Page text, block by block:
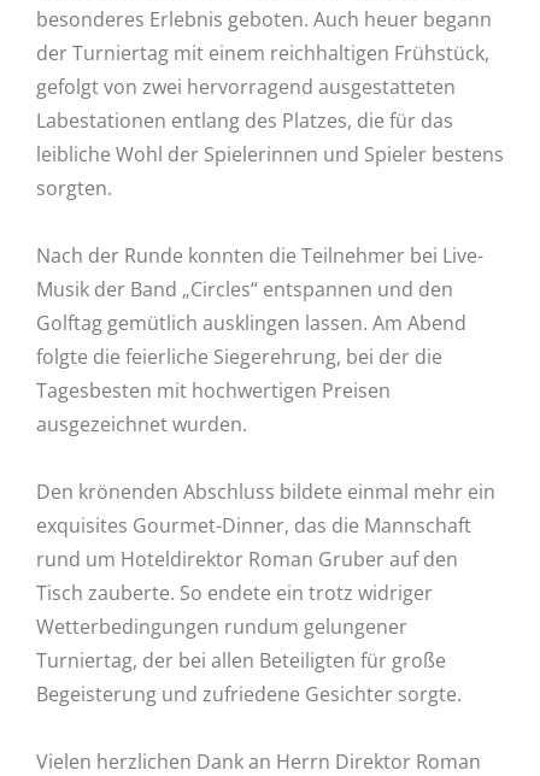
besonderes Erlebnis geboten. Auch heuer begann
der Turniertag mit einem reichhaltigen Frühstück,
gefolgt von zwei hervorragend ausgestatteten
Labestationen entlang des Platzes, die für das
leibliche Wohl der Spielerinnen und Spieler bestens
sorgten.
Nach der Runde konnten die Teilnehmer bei Live-
Musik der Band „Circles“ entspannen und den
Golftag gemütlich ausklingen lassen. Am Abend
folgte die feierliche Siegerehrung, bei der die
Tagesbesten mit hochwertigen Preisen
ausgezeichnet wurden.
Den krönenden Abschluss bildete einmal mehr ein
exquisites Gourmet-Dinner, das die Mannschaft
rund um Hoteldirektor Roman Gruber auf den
Tisch zauberte. So endete ein trotz widriger
Wetterbedingungen rundum gelungener
Turniertag, der bei allen Beteiligten für große
Begeisterung und zufriedene Gesichter sorgte.
Vielen herzlichen Dank an Herrn Direktor Roman